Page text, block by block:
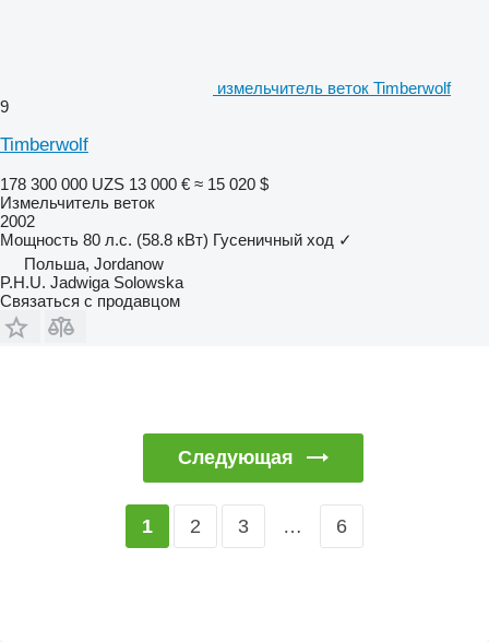
измельчитель веток Timberwolf
9
Timberwolf
178 300 000 UZS 13 000 € ≈ 15 020 $
Измельчитель веток
2002
Мощность 80 л.с. (58.8 кВт) Гусеничный ход ✓
Польша, Jordanow
P.H.U. Jadwiga Solowska
Связаться с продавцом
Следующая
1 2 3 … 6